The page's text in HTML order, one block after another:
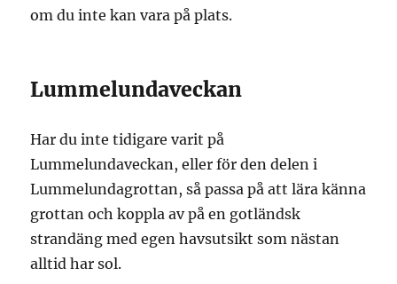
om du inte kan vara på plats.
Lummelundaveckan
Har du inte tidigare varit på
Lummelundaveckan, eller för den delen i
Lummelundagrottan, så passa på att lära känna
grottan och koppla av på en gotländsk
strandäng med egen havsutsikt som nästan
alltid har sol.